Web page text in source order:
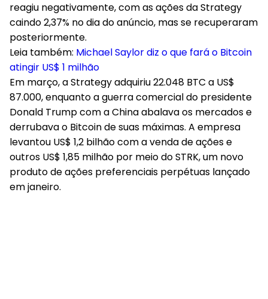
reagiu negativamente, com as ações da Strategy
caindo 2,37% no dia do anúncio, mas se recuperaram
posteriormente.
Leia também: Michael Saylor diz o que fará o Bitcoin
atingir US$ 1 milhão
Em março, a Strategy adquiriu 22.048 BTC a US$
87.000, enquanto a guerra comercial do presidente
Donald Trump com a China abalava os mercados e
derrubava o Bitcoin de suas máximas. A empresa
levantou US$ 1,2 bilhão com a venda de ações e
outros US$ 1,85 milhão por meio do STRK, um novo
produto de ações preferenciais perpétuas lançado
em janeiro.